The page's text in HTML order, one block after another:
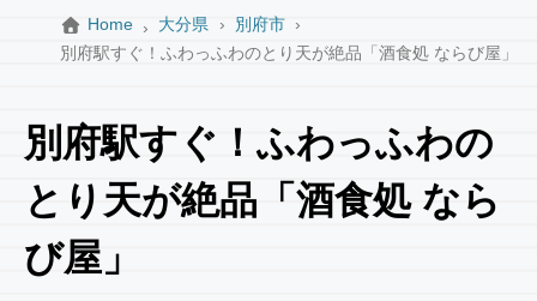
Home 大分県
別府市
別府駅すぐ！ふわっふわのとり天が絶品「酒食処 ならび屋」
別府駅すぐ！ふわっふわの
とり天が絶品「酒食処 なら
び屋」